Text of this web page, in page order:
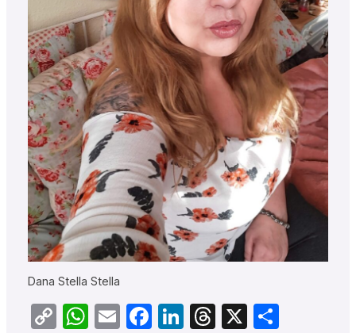
Dana Stella Stella
CopyWhatsApp
EmailFacebook
LinkedIn
Threads
X Teilen